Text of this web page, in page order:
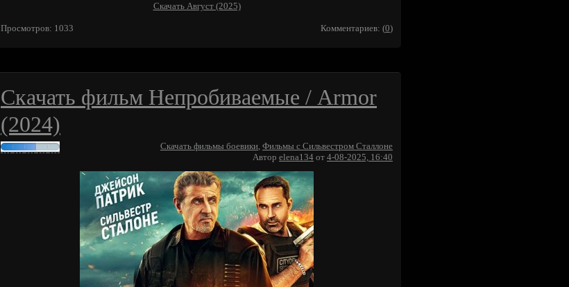
Скачать Август (2025)
Просмотров: 1033 Комментариев: (0)
Скачать фильм Непробиваемые / Armor
(2024)
Скачать фильмы боевики, Фильмы с Сильвестром Сталлоне
Автор elena134 от 4-08-2025, 16:40